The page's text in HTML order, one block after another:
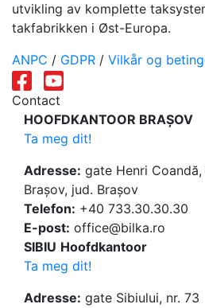
utvikling av komplette
takfabrikken i Øst-Europa.
ANPC / GDPR / Vilkår og
Contact
HOOFDKANTOOR BRAȘOV
Ta meg dit!
Adresse: gate Henri Coandă,
Brașov, jud. Brașov
Telefon: +40 733.30.30.30
E-post: office@bilka.ro
SIBIU Hoofdkantoor
Ta meg dit!
Adresse: gate Sibiului, nr. 73